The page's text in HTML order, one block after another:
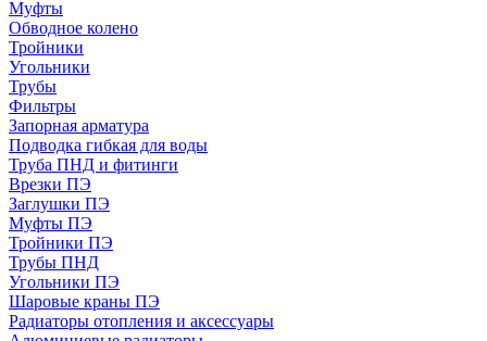
Муфты
Обводное колено
Тройники
Угольники
Трубы
Фильтры
Запорная арматура
Подводка гибкая для воды
Труба ПНД и фитинги
Врезки ПЭ
Заглушки ПЭ
Муфты ПЭ
Тройники ПЭ
Трубы ПНД
Угольники ПЭ
Шаровые краны ПЭ
Радиаторы отопления и аксессуары